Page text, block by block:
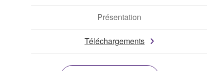
Présentation
Téléchargements